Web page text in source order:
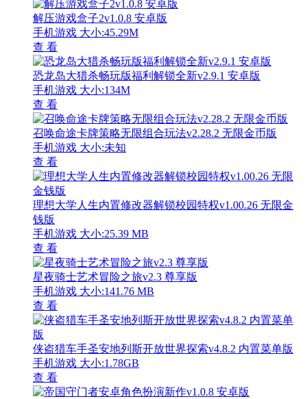
解压游戏盒子2v1.0.8 安卓版
手机游戏 大小:45.29M
查 看
恐龙岛大猎杀畅玩版福利解锁全新v2.9.1 安卓版
手机游戏 大小:134M
查 看
召唤命途卡牌策略无限组合玩法v2.28.2 无限金币版
手机游戏 大小:未知
查 看
理想大学人生内置修改器解锁校园特权v1.00.26 无限金
钱版
手机游戏 大小:25.39 MB
查 看
星夜骑士艺术冒险之旅v2.3 尊享版
手机游戏 大小:141.76 MB
查 看
侠盗猎车手圣安地列斯开放世界探索v4.8.2 内置菜单版
手机游戏 大小:1.78GB
查 看